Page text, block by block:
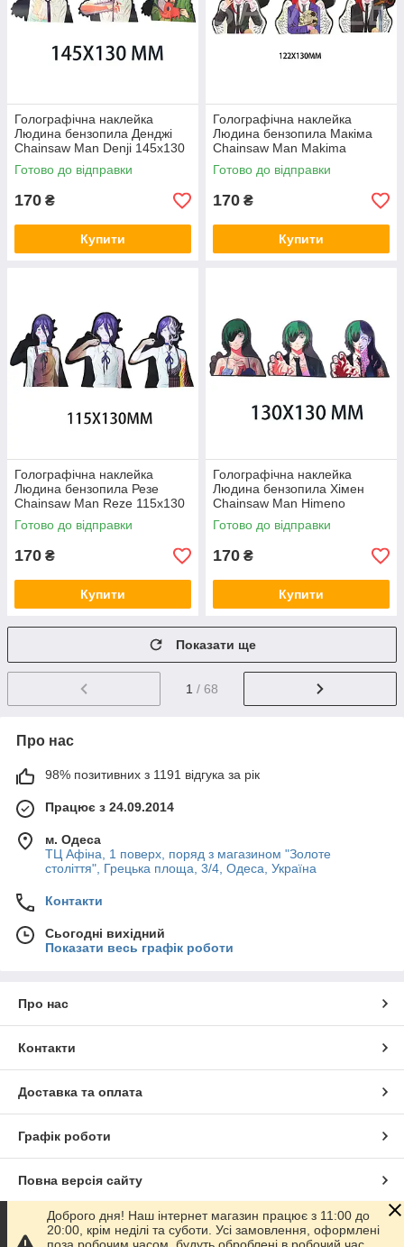
Голографічна наклейка
Людина бензопила Денджі
Chainsaw Man Denji 145x130
мм
Готово до відправки
170 ₴
Купити
Голографічна наклейка
Людина бензопила Макіма
Chainsaw Man Makima
122x130 мм
Готово до відправки
170 ₴
Купити
Голографічна наклейка
Людина бензопила Резе
Chainsaw Man Reze 115x130
мм
Готово до відправки
170 ₴
Купити
Голографічна наклейка
Людина бензопила Хімен
Chainsaw Man Himeno
130x130 мм
Готово до відправки
170 ₴
Купити
Показати ще
1 / 68
Про нас
98% позитивних з 1191 відгука за рік
Працює з 24.09.2014
м. Одеса
ТЦ Афіна, 1 поверх, поряд з магазином "Золоте
століття", Грецька площа, 3/4, Одеса, Україна
Контакти
Сьогодні вихідний
Показати весь графік роботи
Про нас
Контакти
Доставка та оплата
Графік роботи
Повна версія сайту
Сайт створено на маркетплейсіProm.ua
Доброго дня! Наш інтернет магазин працює з 11:00 до
20:00, крім неділі та суботи. Усі замовлення, оформлені